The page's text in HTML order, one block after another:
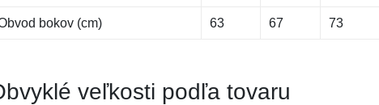
bokov (cm) 63 67 73
veľkosti podľa tovaru